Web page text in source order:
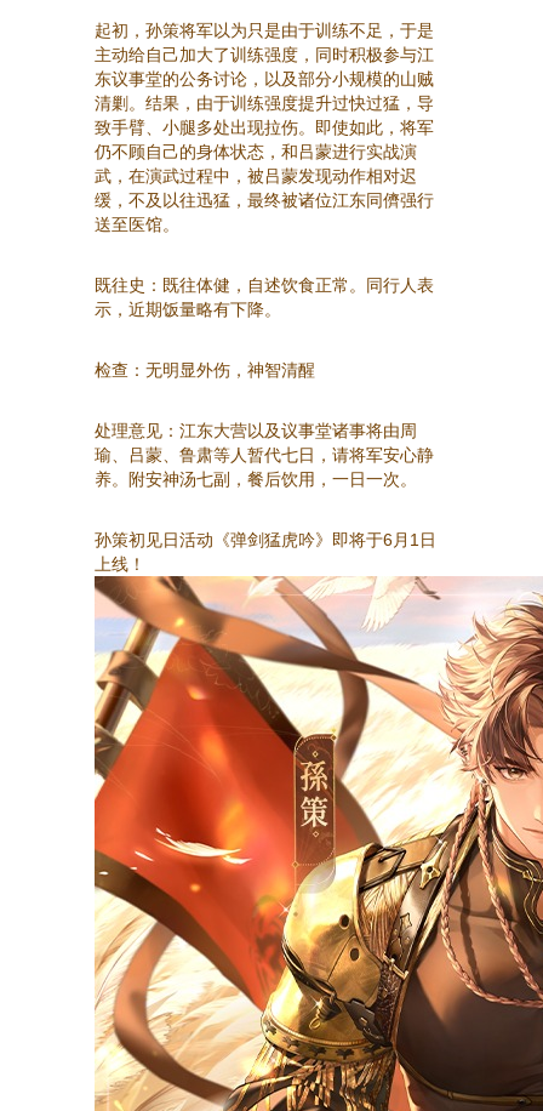
起初，孙策将军以为只是由于训练不足，于是
主动给自己加大了训练强度，同时积极参与江
东议事堂的公务讨论，以及部分小规模的山贼
清剿。结果，由于训练强度提升过快过猛，导
致手臂、小腿多处出现拉伤。即使如此，将军
仍不顾自己的身体状态，和吕蒙进行实战演
武，在演武过程中，被吕蒙发现动作相对迟
缓，不及以往迅猛，最终被诸位江东同儕强行
送至医馆。
既往史：既往体健，自述饮食正常。同行人表
示，近期饭量略有下降。
检查：无明显外伤，神智清醒
处理意见：江东大营以及议事堂诸事将由周
瑜、吕蒙、鲁肃等人暂代七日，请将军安心静
养。附安神汤七副，餐后饮用，一日一次。
孙策初见日活动《弹剑猛虎吟》即将于6月1日
上线！